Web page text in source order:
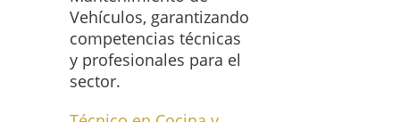
Vehículos, garantizando
competencias técnicas
y profesionales para el
sector.